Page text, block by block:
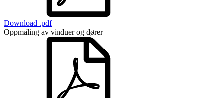
Download .pdf
Oppmåling av vinduer og dører